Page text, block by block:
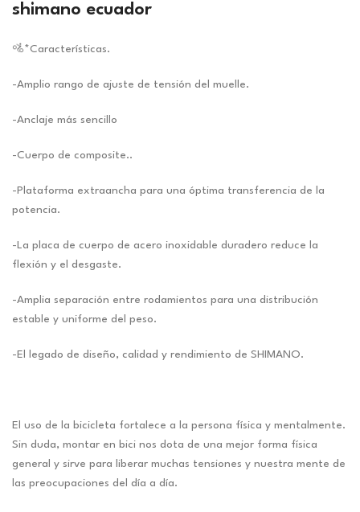
shimano ecuador
🚵*Características.
-Amplio rango de ajuste de tensión del muelle.
-Anclaje más sencillo
-Cuerpo de composite..
-Plataforma extraancha para una óptima transferencia de la
potencia.
-La placa de cuerpo de acero inoxidable duradero reduce la
flexión y el desgaste.
-Amplia separación entre rodamientos para una distribución
estable y uniforme del peso.
-El legado de diseño, calidad y rendimiento de SHIMANO.
El uso de la bicicleta fortalece a la persona física y mentalmente.
Sin duda, montar en bici nos dota de una mejor forma física
general y sirve para liberar muchas tensiones y nuestra mente de
las preocupaciones del día a día.